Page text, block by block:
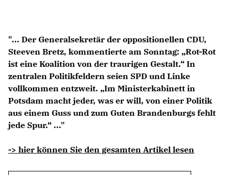
Kleine Anfragen
CDU Deutschland
CDU Fraktion im Brandenburger Landtag
CDU Brandenburg
CDU Potsdam
"... Der Generalsekretär der oppositionellen CDU,
Steeven Bretz, kommentierte am Sonntag: „Rot-Rot
ist eine Koalition von der traurigen Gestalt.“ In
zentralen Politikfeldern seien SPD und Linke
vollkommen entzweit. „Im Ministerkabinett in
Potsdam macht jeder, was er will, von einer Politik
aus einem Guss und zum Guten Brandenburgs fehlt
jede Spur.“ ..."
-> hier können Sie den gesamten Artikel lesen